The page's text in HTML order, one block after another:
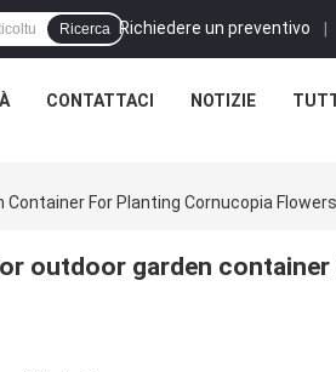
Richiedere un preventivo |
Ricerca
CONTATTACI NOTIZIE
For Planting Cornucopia
outdoor garden